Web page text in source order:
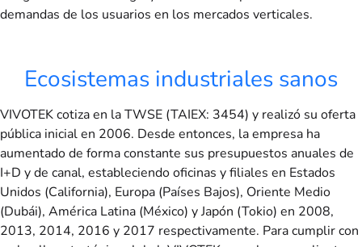
demandas de los usuarios en los mercados verticales.
Ecosistemas industriales sanos
VIVOTEK cotiza en la TWSE (TAIEX: 3454) y realizó su oferta
pública inicial en 2006. Desde entonces, la empresa ha
aumentado de forma constante sus presupuestos anuales de
I+D y de canal, estableciendo oficinas y filiales en Estados
Unidos (California), Europa (Países Bajos), Oriente Medio
(Dubái), América Latina (México) y Japón (Tokio) en 2008,
2013, 2014, 2016 y 2017 respectivamente. Para cumplir con